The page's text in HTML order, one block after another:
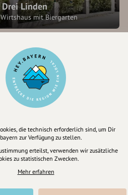
Linden
mit Biergarten
Registriere
um dir
zu merken
die technisch erforderlich sind, um Dir
zur Verfügung zu stellen.
erteilst, verwenden wir zusätzliche
zu statistischen Zwecken.
Mehr erfahren